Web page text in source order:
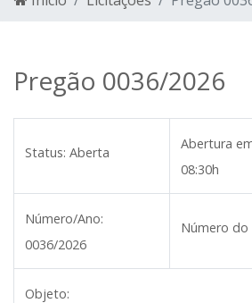
Pregão 0036/2026
Status: Aberta
Abertura
08:30h
Número/Ano:
0036/2026
Número do
Objeto: